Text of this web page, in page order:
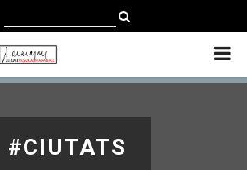
ENGLISH
#CIUTATS